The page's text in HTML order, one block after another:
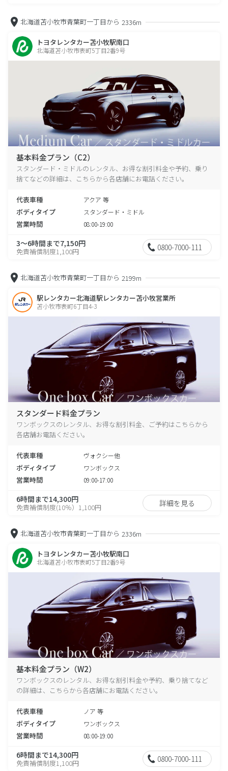
北海道苫小牧市青葉町一丁目から 2336m
トヨタレンタカー苫小牧駅南口
北海道苫小牧市表町5丁目2番9号
基本料金プラン（C2）
スタンダード・ミドルのレンタル、お得な割引料金や予約、乗り
捨てなどの詳細は、こちらから各店舗にお電話ください。
代表車種 アクア 等
ボディタイプ スタンダード・ミドル
営業時間 08:00-19:00
3～6時間まで7,150円
免責補償制度1,100円 0800-7000-111
北海道苫小牧市青葉町一丁目から 2199m
駅レンタカー北海道駅レンタカー苫小牧営業所
苫小牧市表町6丁目4-3
スタンダード料金プラン
ワンボックスのレンタル、お得な割引料金、ご予約はこちらから
各店舗お電話ください。
代表車種 ヴォクシー他
ボディタイプ ワンボックス
営業時間 09:00-17:00
6時間まで14,300円
免責補償制度(10％）1,100円 詳細を見る
北海道苫小牧市青葉町一丁目から 2336m
トヨタレンタカー苫小牧駅南口
北海道苫小牧市表町5丁目2番9号
基本料金プラン（W2）
ワンボックスのレンタル、お得な割引料金や予約、乗り捨てなど
の詳細は、こちらから各店舗にお電話ください。
代表車種 ノア 等
ボディタイプ ワンボックス
営業時間 08:00-19:00
6時間まで14,300円
免責補償制度1,100円 0800-7000-111